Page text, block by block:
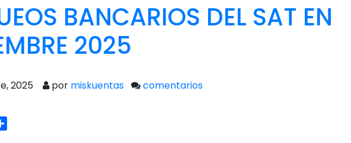
BANCARIOS DEL SAT EN
2025
2025 por miskuentas comentarios